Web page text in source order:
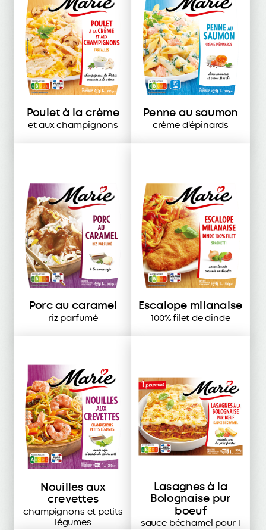
Poulet à la crème
et aux champignons
Penne au saumon
crème d'épinards
Porc au caramel
riz parfumé
Escalope milanaise
100% filet de dinde
Nouilles aux
crevettes
champignons et petits
légumes
Lasagnes à la
Bolognaise pur
boeuf
sauce béchamel pour 1